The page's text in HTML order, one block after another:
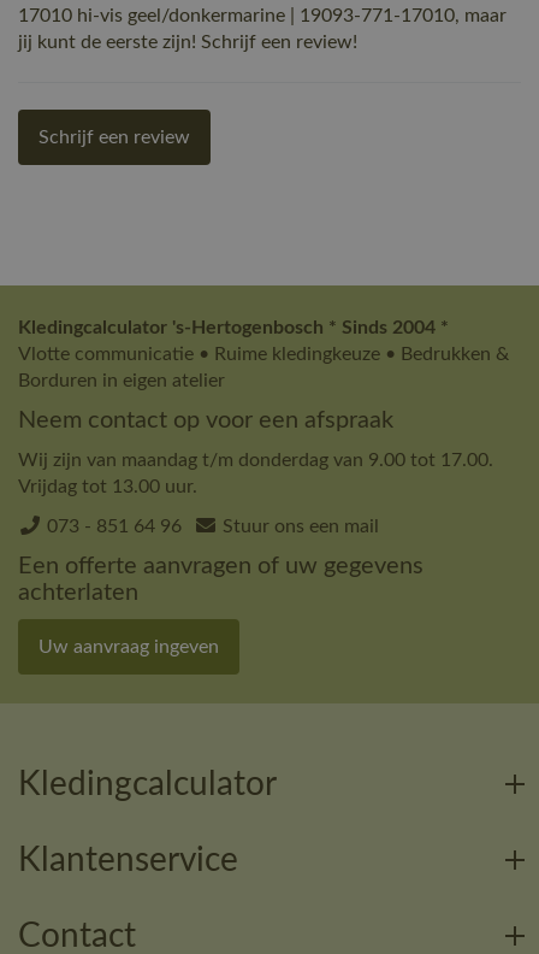
17010 hi-vis geel/donkermarine | 19093-771-17010, maar
jij kunt de eerste zijn! Schrijf een review!
Schrijf een review
Kledingcalculator 's-Hertogenbosch * Sinds 2004 *
Vlotte communicatie • Ruime kledingkeuze • Bedrukken &
Borduren in eigen atelier
Neem contact op voor een afspraak
Wij zijn van maandag t/m donderdag van 9.00 tot 17.00.
Vrijdag tot 13.00 uur.
073 - 851 64 96 Stuur ons een mail
Een offerte aanvragen of uw gegevens
achterlaten
Uw aanvraag ingeven
Kledingcalculator
Klantenservice
Contact